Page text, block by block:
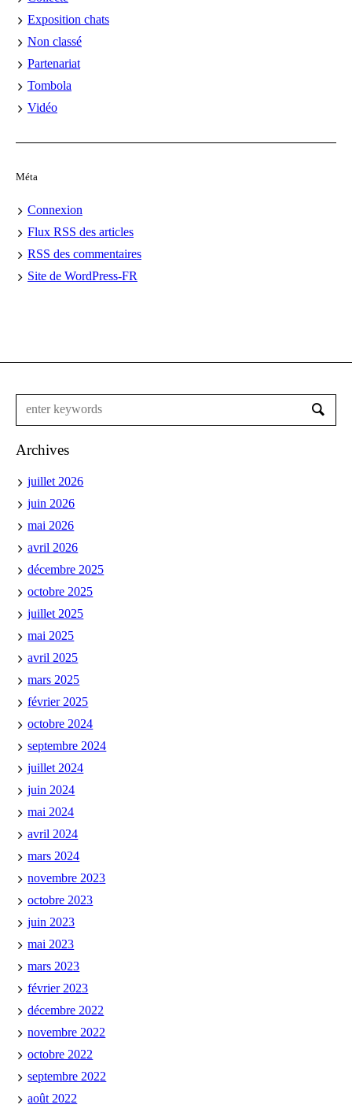
Exposition chats
Non classé
Partenariat
Tombola
Vidéo
Méta
Connexion
Flux RSS des articles
RSS des commentaires
Site de WordPress-FR
Archives
juillet 2026
juin 2026
mai 2026
avril 2026
décembre 2025
octobre 2025
juillet 2025
mai 2025
avril 2025
mars 2025
février 2025
octobre 2024
septembre 2024
juillet 2024
juin 2024
mai 2024
avril 2024
mars 2024
novembre 2023
octobre 2023
juin 2023
mai 2023
mars 2023
février 2023
décembre 2022
novembre 2022
octobre 2022
septembre 2022
août 2022